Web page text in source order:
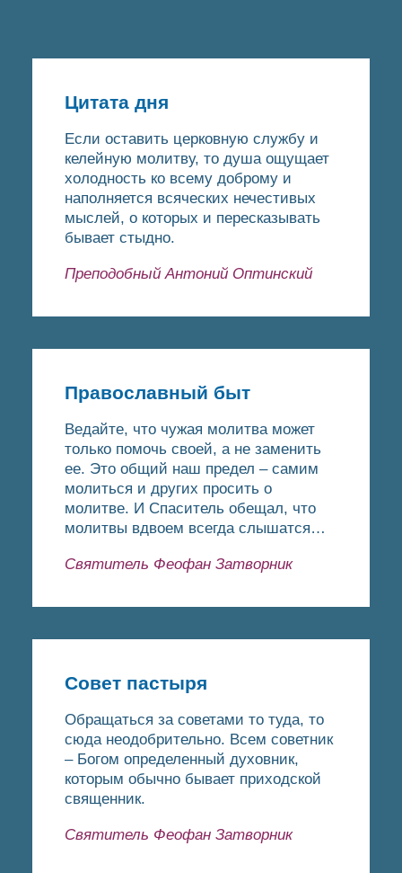
Цитата дня
Если оставить церковную службу и
келейную молитву, то душа ощущает
холодность ко всему доброму и
наполняется всяческих нечестивых
мыслей, о которых и пересказывать
бывает стыдно.
Преподобный Антоний Оптинский
Православный быт
Ведайте, что чужая молитва может
только помочь своей, а не заменить
ее. Это общий наш предел – самим
молиться и других просить о
молитве. И Спаситель обещал, что
молитвы вдвоем всегда слышатся…
Святитель Феофан Затворник
Совет пастыря
Обращаться за советами то туда, то
сюда неодобрительно. Всем советник
– Богом определенный духовник,
которым обычно бывает приходской
священник.
Святитель Феофан Затворник